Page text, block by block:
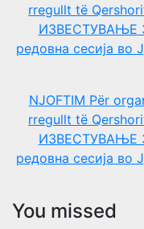
rregullt të
ИЗВЕСТУВАЊЕ
редовна сесија во
NJOFTIM Për
rregullt të
ИЗВЕСТУВАЊЕ
редовна сесија во
You missed